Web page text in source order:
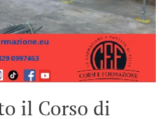
il Corso di